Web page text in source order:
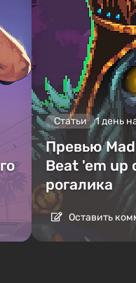
Статьи 1 день
Превью
Beat 'em up
рогалика
Оставить